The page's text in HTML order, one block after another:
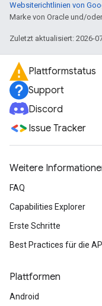
Websiterichtlinien von
Marke von Oracle und/
Zuletzt aktualisiert: 2026-
Plattformstatus
Support
Discord
Issue Tracker
Weitere
FAQ
Capabilities Explorer
Erste Schritte
Best Practices für die
Plattformen
Android